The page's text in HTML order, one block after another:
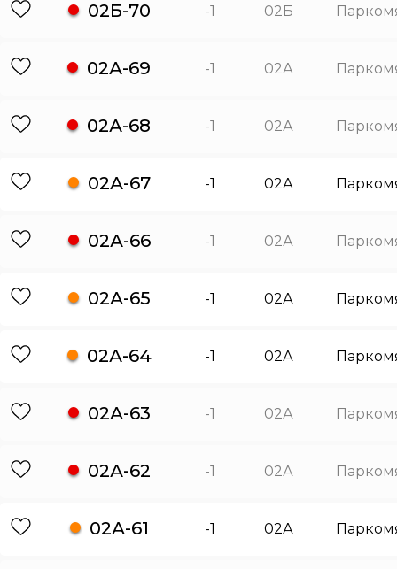
02Б-70 -1 02Б
02А-69 -1 02А
02А-68 -1 02А
02А-67 -1 02А
02А-66 -1 02А
02А-65 -1 02А
02А-64 -1 02А
02А-63 -1 02А
02А-62 -1 02А
02А-61 -1 02А